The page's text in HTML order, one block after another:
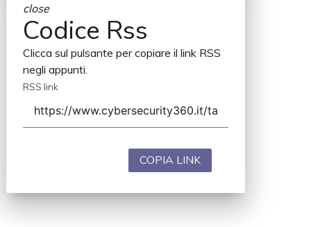
close
Codice Rss
Clicca sul pulsante per copiare il link RSS
negli appunti.
RSS link
COPIA LINK